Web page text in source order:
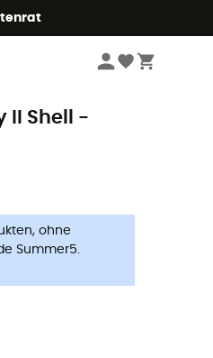
Regenjacken - Herren
II Shell -
ohne
Summer5.